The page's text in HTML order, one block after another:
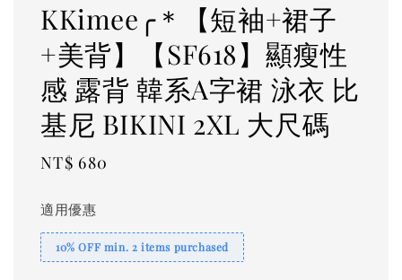
KKimee╭＊【短袖+裙子
+美背】【SF618】顯瘦性
感 露背 韓系A字裙 泳衣 比
基尼 BIKINI 2XL 大尺碼
Regular
NT$ 680
適用優惠
10% OFF min. 2 items purchased